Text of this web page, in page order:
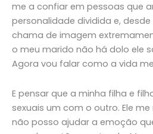
me a confiar em pessoas que
personalidade dividida e,
chama de imagem
o meu marido não há dolo ele
Agora vou falar como a vida
E pensar que a minha filha e
sexuais um com o outro. Ele
não posso ajudar a emoção